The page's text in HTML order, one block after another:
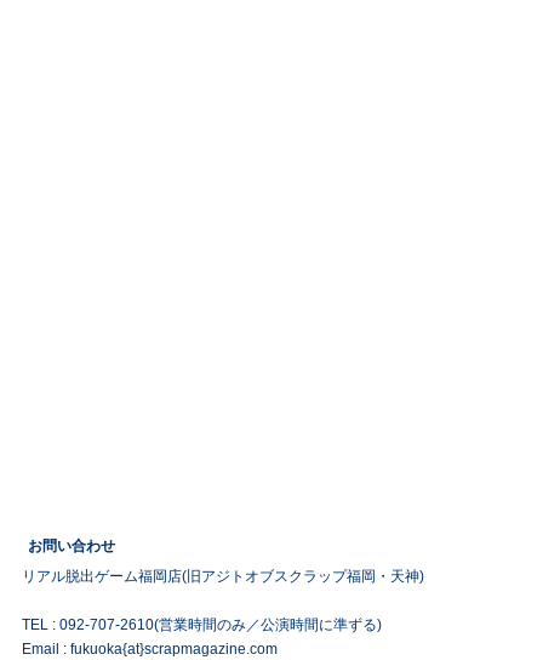
お問い合わせ
リアル脱出ゲーム福岡店(旧アジトオブスクラップ福岡・天神)
TEL : 092-707-2610(営業時間のみ／公演時間に準ずる)
Email : fukuoka{at}scrapmagazine.com